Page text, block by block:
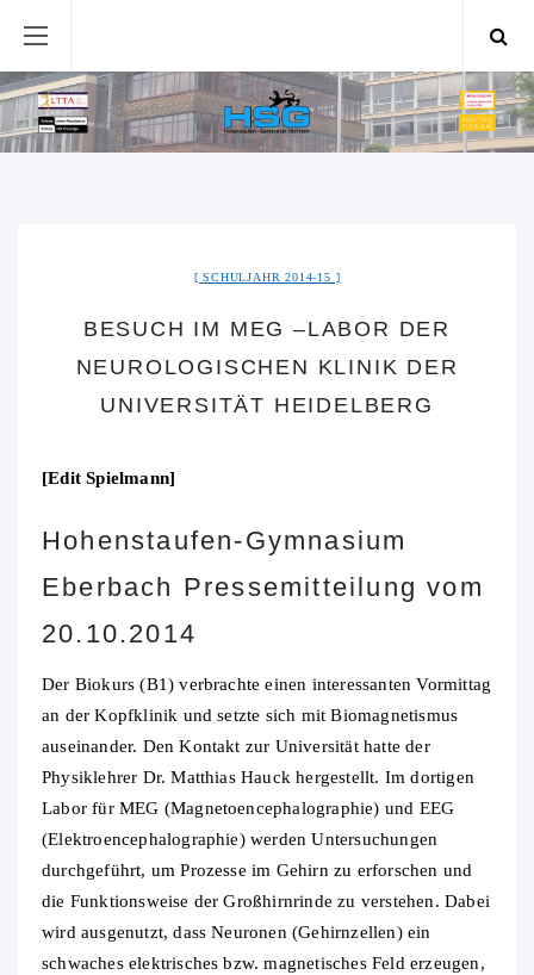
SCHULJAHR 2014-15
BESUCH IM MEG –LABOR DER
NEUROLOGISCHEN KLINIK DER
UNIVERSITÄT HEIDELBERG
[Edit Spielmann]
Hohenstaufen-Gymnasium
Eberbach Pressemitteilung vom
20.10.2014
Der Biokurs (B1) verbrachte einen interessanten Vormittag
an der Kopfklinik und setzte sich mit Biomagnetismus
auseinander. Den Kontakt zur Universität hatte der
Physiklehrer Dr. Matthias Hauck hergestellt. Im dortigen
Labor für MEG (Magnetoencephalographie) und EEG
(Elektroencephalographie) werden Untersuchungen
durchgeführt, um Prozesse im Gehirn zu erforschen und
die Funktionsweise der Großhirnrinde zu verstehen. Dabei
wird ausgenutzt, dass Neuronen (Gehirnzellen) ein
schwaches elektrisches bzw. magnetisches Feld erzeugen,